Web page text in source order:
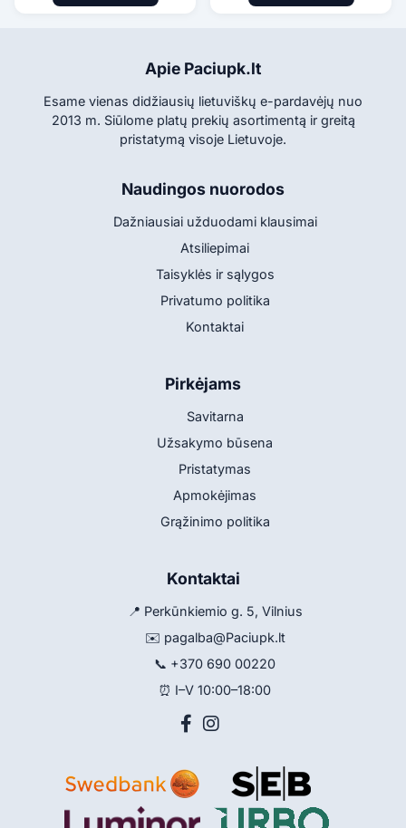
Apie Paciupk.lt
Esame vienas didžiausių lietuviškų e-pardavėjų nuo
2013 m. Siūlome platų prekių asortimentą ir greitą
pristatymą visoje Lietuvoje.
Naudingos nuorodos
Dažniausiai užduodami klausimai
Atsiliepimai
Taisyklės ir sąlygos
Privatumo politika
Kontaktai
Pirkėjams
Savitarna
Užsakymo būsena
Pristatymas
Apmokėjimas
Grąžinimo politika
Kontaktai
📍 Perkūnkiemio g. 5, Vilnius
✉️ pagalba@Paciupk.lt
📞 +370 690 00220
⏰ I–V 10:00–18:00